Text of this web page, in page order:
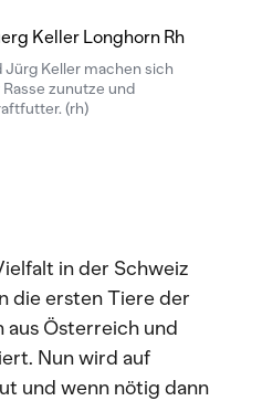
Keller machen sich
zunutze und
(rh)
in der Schweiz
die ersten Tiere der
aus Österreich und
Nun wird auf
und wenn nötig dann